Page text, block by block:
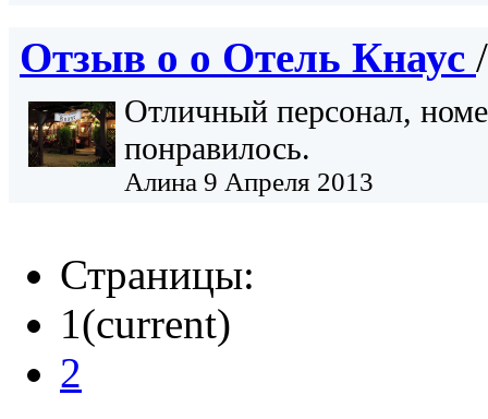
Отзыв о о Отель Кнаус
Отличный персонал,
понравилось.
Алина 9 Апреля 2013
Страницы:
1(current)
2